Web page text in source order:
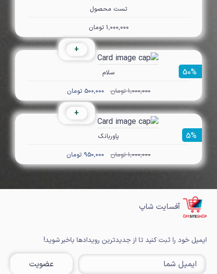
تست محصول
1,000,000 تومان
+
50%
سلام
1,000,000 تومان 500,000 تومان
+
5%
پاوربانک
1,000,000 تومان 950,000 تومان
آفسایت شاپ
ایمیل خود را ثبت کنید تا از جدیدترین رویدادها باخبر شوید!
عضویت